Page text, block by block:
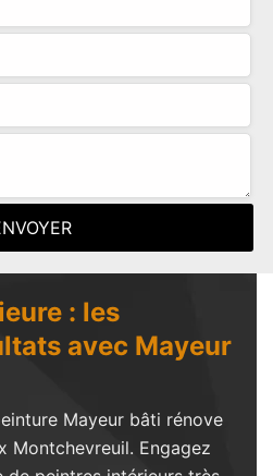
: les
avec Mayeur
Mayeur bâti rénove
Montchevreuil. Engagez